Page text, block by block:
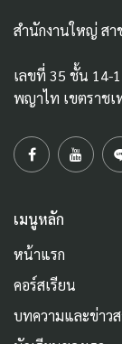
สำนักงานใหญ่ ส
เลขที่ 35 ชั้น 14-
พญาไท เขตราชเ
เมนูหลัก
หน้าแรก
คอร์สเรียน
บทความและข่าวส